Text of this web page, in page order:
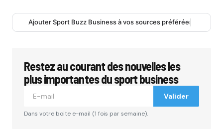
Ajouter Sport Buzz Business à vos sources préférées
Restez au courant des nouvelles les
plus importantes du sport business
Valider
Dans votre boite e-mail (1 fois par semaine).